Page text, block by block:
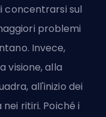
concentrarsi sul
problemi
Invece,
visione, alla
all'inizio dei
ritiri. Poiché i